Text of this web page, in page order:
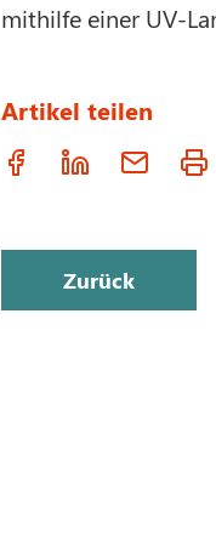
mithilfe einer UV-
Artikel teilen
Zurück